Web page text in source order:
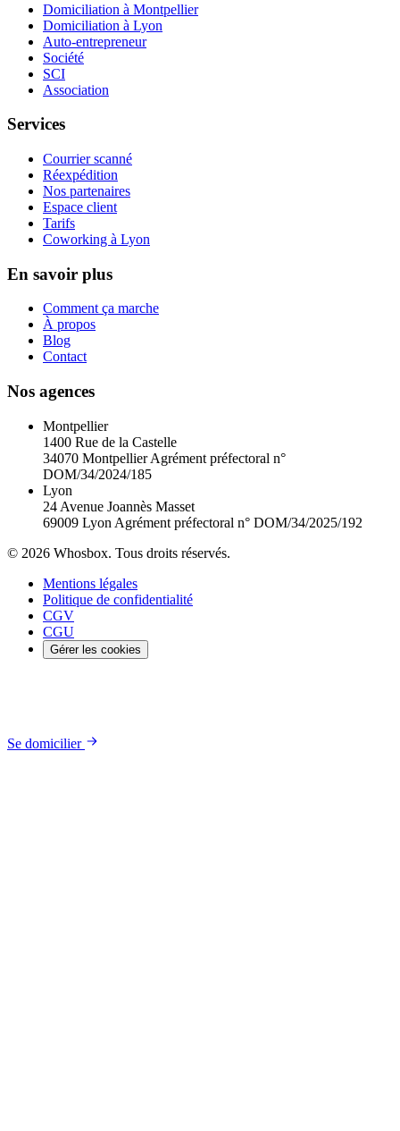
Domiciliation à Montpellier
Domiciliation à Lyon
Auto-entrepreneur
Société
SCI
Association
Services
Courrier scanné
Réexpédition
Nos partenaires
Espace client
Tarifs
Coworking à Lyon
En savoir plus
Comment ça marche
À propos
Blog
Contact
Nos agences
Montpellier
1400 Rue de la Castelle
34070 MontpellierAgrément préfectoral n°
DOM/34/2024/185
Lyon
24 Avenue Joannès Masset
69009 Lyon Agrément préfectoral n° DOM/34/2025/192
© 2026 Whosbox. Tous droits réservés.
Mentions légales
Politique de confidentialité
CGV
CGU
Gérer les cookies
Se domicilier